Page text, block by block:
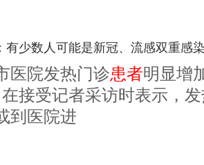
有少数人可能是新冠、流感双重感
医院发热门诊患者明显增
接受记者采访时表示，
到医院进